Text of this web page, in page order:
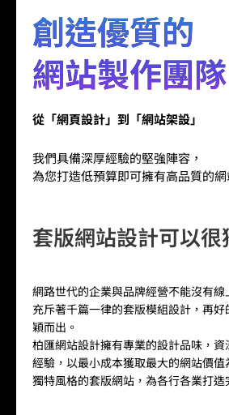
創造優質的
網站製作團隊
從「網頁設計」到「網站架設」
我們具備深厚經驗的堅強陣容，
為您打造低預算即可擁有高品質的網
套版網站設計可以很
網路世代的企業與品牌經營不能沒有
充斥著千篇一律的套版模組設計，再
穎而出。
柏匯網站設計擁有專業的設計品味，
經驗，以最小成本獲取最大的網站價值
獨特風格的套版網站，為各行各業打造